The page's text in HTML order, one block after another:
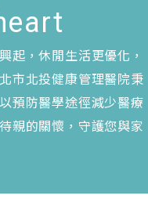
起，休閒生活更優化，
市北投健康管理醫院秉
預防醫學途徑減少醫療
親的關懷，守護您與家